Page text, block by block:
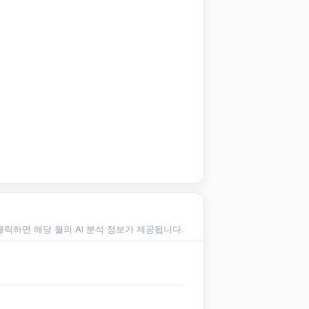
하면 해당 월의 AI 분석 정보가 제공됩니다.